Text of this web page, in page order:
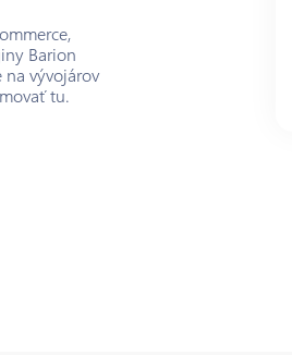
Barion
vývojárov
tu.